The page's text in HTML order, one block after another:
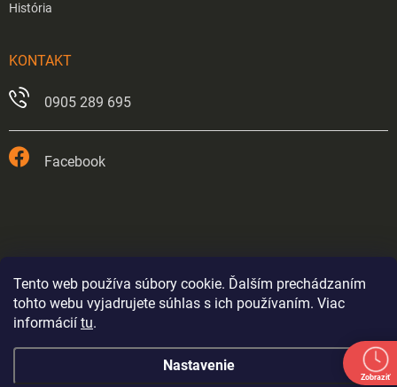
Tento web používa súbory cookie. Ďalším prechádzaním
tohto webu vyjadrujete súhlas s ich používaním. Viac
informácií tu.
Nastavenie
Eshop bude fungovať až do odvolania výpredajom
História
KONTAKT
0905 289 695
Facebook
Zobraziť